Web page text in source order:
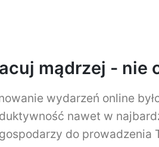
mądrzej - nie
wydarzeń online
nawet w
do prowadzenia